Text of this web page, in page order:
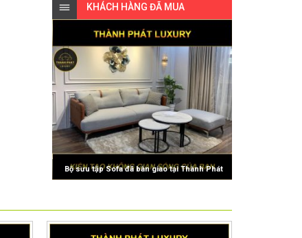
KHÁCH HÀNG ĐÃ MUA
Bộ sưu tập Sofa đã bàn giao tại Thành Phát